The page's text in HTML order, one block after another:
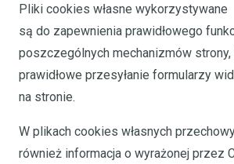
Pliki cookies własne wykorzystywane
są do zapewnienia prawidłowego
poszczególnych mechanizmów strony,
prawidłowe przesyłanie formularzy
na stronie.
W plikach cookies własnych
również informacja o wyrażonej przez